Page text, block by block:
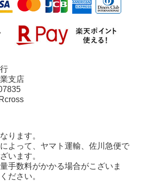
支店
ります。
よって、ヤマト運輸、佐川急便で
います。
手数料がかかる場合がこざいま
ださい。